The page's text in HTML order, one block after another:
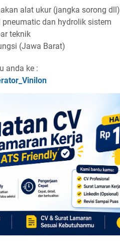
alat ukur (jangka sorong dll)
dan hydrolik sistem
teknik
(Jawa Barat)
anda ke :